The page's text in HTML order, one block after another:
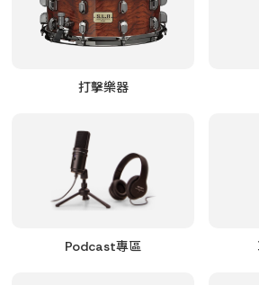
打擊樂器
Podcast專區